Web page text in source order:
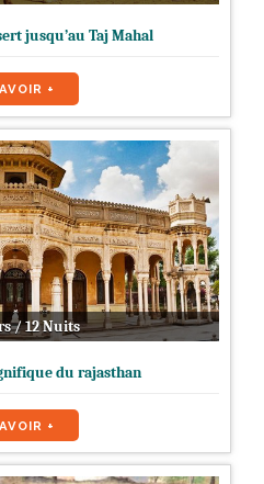
jusqu’au Taj Mahal
+
/ 12 Nuits
du rajasthan
+